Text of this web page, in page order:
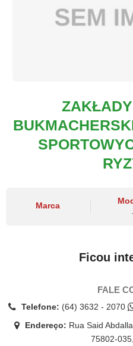
Marca
Ficou
FALE
Telefone: (64) 3632 - 2070
Endereço: Rua Said
75802-